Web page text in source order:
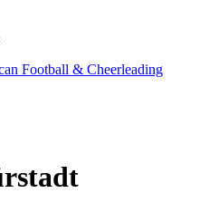
Football & Cheerleading